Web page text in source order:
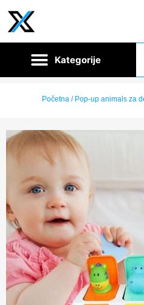
Početna/ Pop-up animals za